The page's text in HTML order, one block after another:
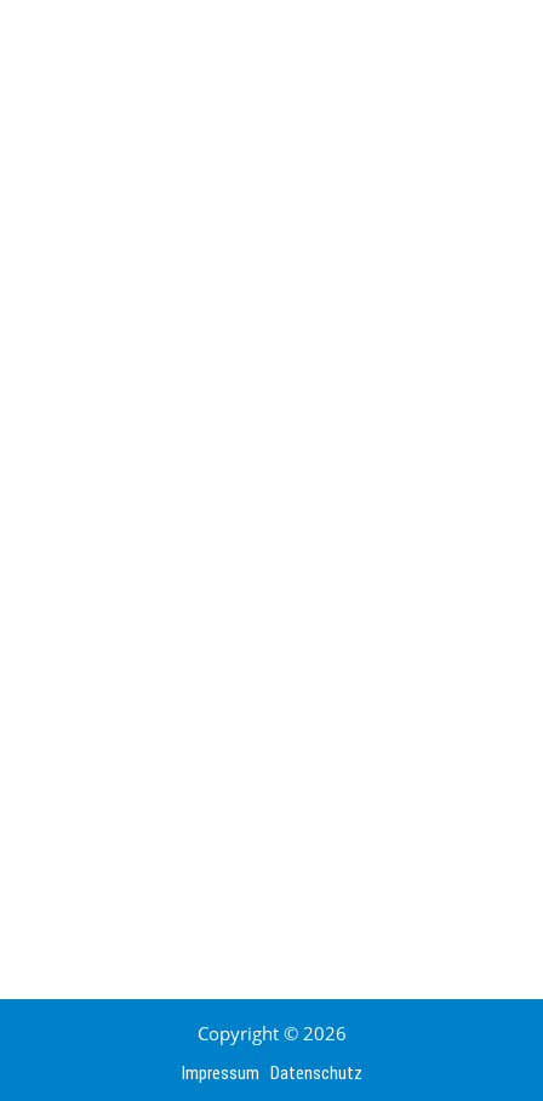
Copyright © 2026
Impressum Datenschutz